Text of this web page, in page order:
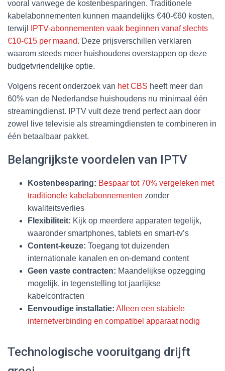
vooral vanwege de kostenbesparingen. Traditionele
kabelabonnementen kunnen maandelijks €40-€60 kosten,
terwijl
IPTV-abonnementen vaak beginnen vanaf slechts
€10-€15 per maand. Deze prijsverschillen verklaren
waarom steeds meer huishoudens overstappen op deze
budgetvriendelijke optie.
Volgens recent onderzoek van het CBS heeft meer dan
60% van de Nederlandse huishoudens nu minimaal één
streamingdienst. IPTV vult deze trend perfect aan door
zowel live televisie als streamingdiensten te combineren in
één betaalbaar pakket.
Belangrijkste voordelen van IPTV
Kostenbesparing: Bespaar tot 70% vergeleken met
traditionele kabelabonnementen zonder
kwaliteitsverlies
Flexibiliteit: Kijk op meerdere apparaten tegelijk,
waaronder smartphones, tablets en smart-tv’s
Content-keuze: Toegang tot duizenden
internationale kanalen en on-demand content
Geen vaste contracten: Maandelijkse opzegging
mogelijk, in tegenstelling tot jaarlijkse
kabelcontracten
Eenvoudige installatie: Alleen een stabiele
internetverbinding en compatibel apparaat nodig
Technologische vooruitgang drijft